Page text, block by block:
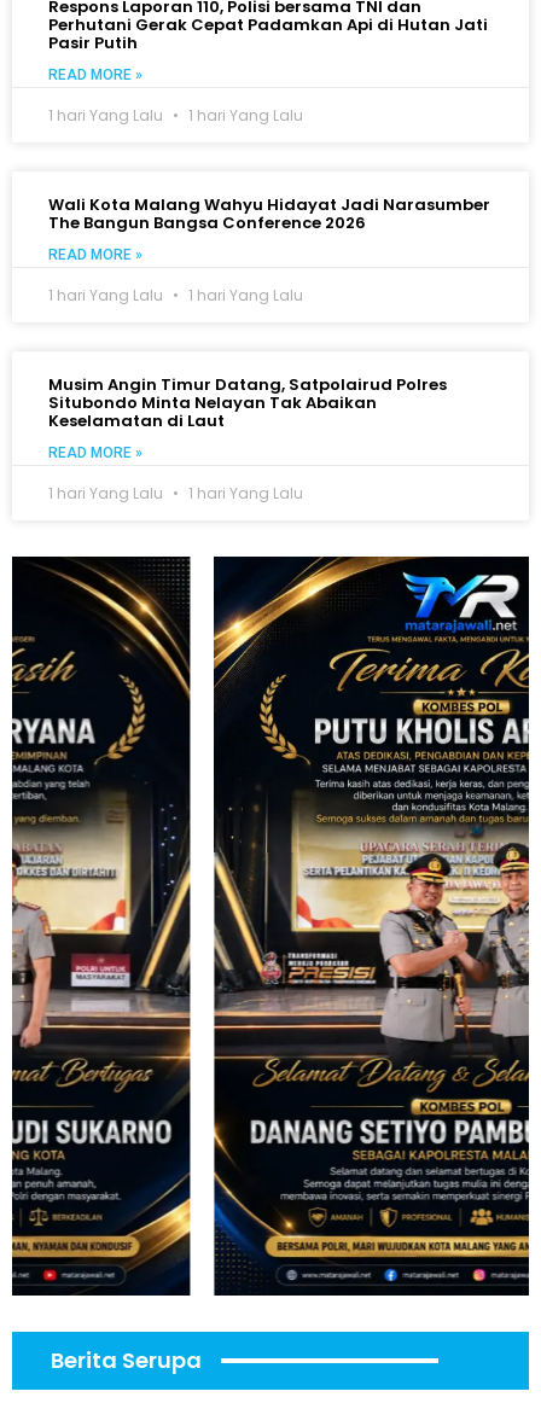
Respons Laporan 110, Polisi bersama TNI dan
Perhutani Gerak Cepat Padamkan Api di Hutan Jati
Pasir Putih
READ MORE »
1 hari Yang Lalu 1 hari Yang Lalu
Wali Kota Malang Wahyu Hidayat Jadi Narasumber
The Bangun Bangsa Conference 2026
READ MORE »
1 hari Yang Lalu 1 hari Yang Lalu
Musim Angin Timur Datang, Satpolairud Polres
Situbondo Minta Nelayan Tak Abaikan
Keselamatan di Laut
READ MORE »
1 hari Yang Lalu 1 hari Yang Lalu
Berita Serupa